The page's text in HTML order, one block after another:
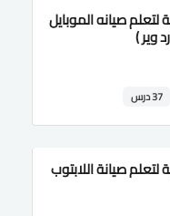
صيانه الموبايل
وير )
37 درس
صيانة اللابتوب